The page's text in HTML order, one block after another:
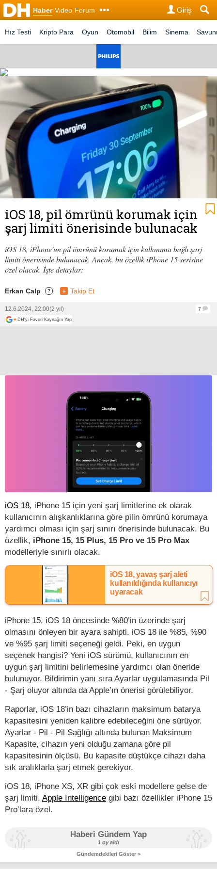
Haber Video Forum Giriş
Hız Testi Kripto Para Oyun Otomobil Bilim Sinema
iOS 18, pil ömrünü korumak için
şarj limiti önerisinde bulunacak
iOS 18, iPhone'un pil ömrünü korumak için kullanıma bağlı şarj
limiti önerisinde bulunacak. Ancak, bu özellik iPhone 15 serisine
özel olacak. İşte detaylar:
Erkan Calp ? + Takip Et
12.6.2024, 22:00(2 yıl)
7
+ DH'yi Favori Kaynağın Yap
iOS 18, iPhone 15 için yeni şarj limitlerine ek olarak
kullanıcının alışkanlıklarına göre pilin ömrünü korumaya
yardımcı olması için şarj sınırı önerisinde bulunacak. Bu
özellik, iPhone 15, 15 Plus, 15 Pro ve 15 Pro Max
modelleriyle sınırlı olacak.
iOS 18, yavaş şarj aleti
kullanıldığında kullanıcıyı
uyaracak
iPhone 15, iOS 18 öncesinde %80’in üzerinde şarj
olmasını önleyen bir ayara sahipti. iOS 18 ile %85, %90
ve %95 şarj limiti seçeneği geldi. Peki, en uygun
seçenek hangisi? Yeni iOS sürümü, kullanıcının en
uygun şarj limitini belirlemesine yardımcı olan öneride
bulunuyor. Bildirimin yanı sıra Ayarlar uygulamasında Pil
- Şarj oluyor altında da Apple’ın önerisi görülebiliyor.
Raporlar, iOS 18’in bazı cihazların maksimum batarya
kapasitesini yeniden kalibre edebileceğini öne sürüyor.
Ayarlar - Pil - Pil Sağlığı altında bulunan Maksimum
Kapasite, cihazın yeni olduğu zamana göre pil
kapasitesinin ölçüsü. Bu kapasite düştükçe cihazı daha
sık aralıklarla şarj etmek gerekiyor.
iOS 18, iPhone XS, XR gibi çok eski modellere gelse de
şarj limiti, Apple Intelligence gibi bazı özellikler iPhone 15
Pro’lara özel.
Haberi Gündem Yap
1 oy aldı
Gündemdekileri Göster >